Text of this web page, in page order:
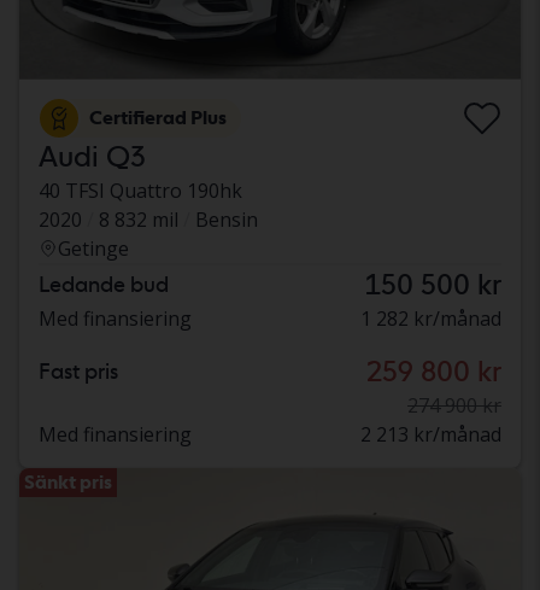
Certifierad Plus
Audi Q3
40 TFSI Quattro 190hk
2020
8 832 mil
Bensin
Getinge
Ledande bud 150 500 kr
Med finansiering 1 282 kr/månad
Fast pris 259 800 kr
274 900 kr
Med finansiering
2 213 kr/månad
Sänkt pris